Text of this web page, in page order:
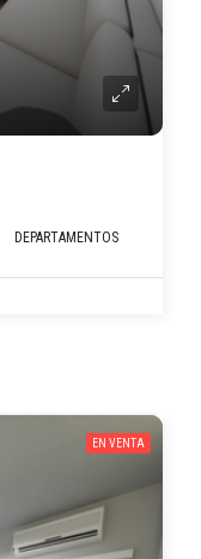
DEPARTAMENTOS
EN VENTA